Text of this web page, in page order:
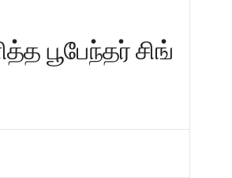
பூபேந்தர் சிங்